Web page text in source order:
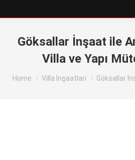
Göksallar İnşaat ile
Villa ve Yapı
You are here:
Home Villa İnşaatları Göksallar